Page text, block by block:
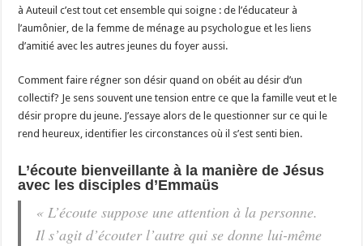
à Auteuil c’est tout cet ensemble qui soigne : de l’éducateur à
l’aumônier, de la femme de ménage au psychologue et les liens
d’amitié avec les autres jeunes du foyer aussi.
Comment faire régner son désir quand on obéit au désir d’un
collectif? Je sens souvent une tension entre ce que la famille veut et le
désir propre du jeune. J’essaye alors de le questionner sur ce qui le
rend heureux, identifier les circonstances où il s’est senti bien.
L’écoute bienveillante à la manière de Jésus
avec les disciples d’Emmaüs
« L’écoute suppose une attention à la personne.
Il s’agit d’écouter l’autre qui se donne lui-même